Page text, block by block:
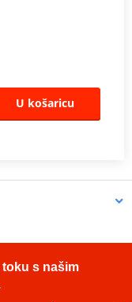
U košaricu
s našim